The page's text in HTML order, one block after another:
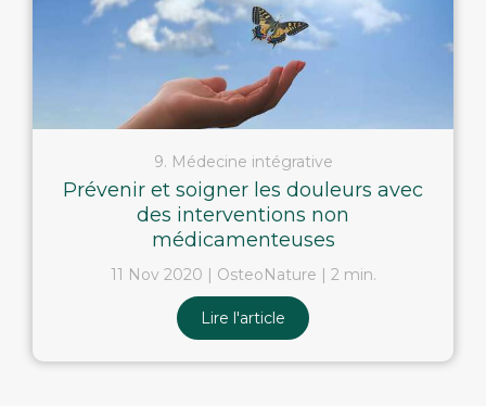
9. Médecine intégrative
Prévenir et soigner les douleurs avec
des interventions non
médicamenteuses
11 Nov 2020 OsteoNature 2 min.
Lire l'article